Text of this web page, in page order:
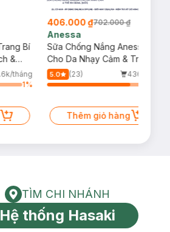
Bí
&
tháng
1%
406.000 ₫702.000 ₫
Anessa
Sữa Chống Nắng Anessa
Cho Da Nhạy Cảm & Trẻ Em
60ml (Mới)
5.0 (23)
436/tháng
Thêm giỏ hàng
Tìm chi nhánh
TÌM CHI NHÁNH
Hệ thống Hasaki